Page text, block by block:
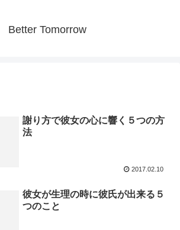
Better Tomorrow
謝り方で彼女の心に響く５つの方
法
2017.02.10
彼女が生理の時に彼氏が出来る５
つのこと